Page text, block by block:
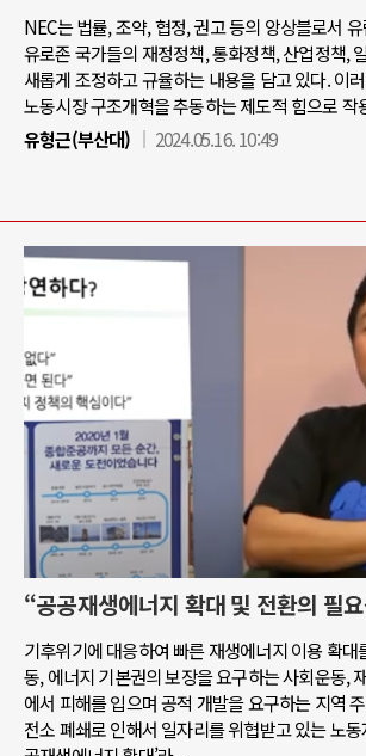
NEC는 법률, 조약, 협정, 권고 등의 앙상블로서
유로존 국가들의 재정정책, 통화정책, 산업정책,
새롭게 조정하고 규율하는 내용을 담고 있다. 이
노동시장 구조개혁을 추동하는 제도적 힘으로 작
유형근(부산대)
2024.05.16. 10:49
“공공재생에너지 확대 및 전환의 필
기후위기에 대응하여 빠른 재생에너지 이용 확대
동, 에너지 기본권의 보장을 요구하는 사회운동,
에서 피해를 입으며 공적 개발을 요구하는 지역
전소 폐쇄로 인해서 일자리를 위협받고 있는 노동